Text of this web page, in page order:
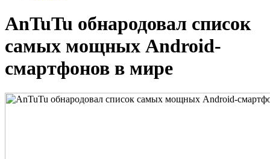
AnTuTu обнародовал список
самых мощных Android-
смартфонов в мире